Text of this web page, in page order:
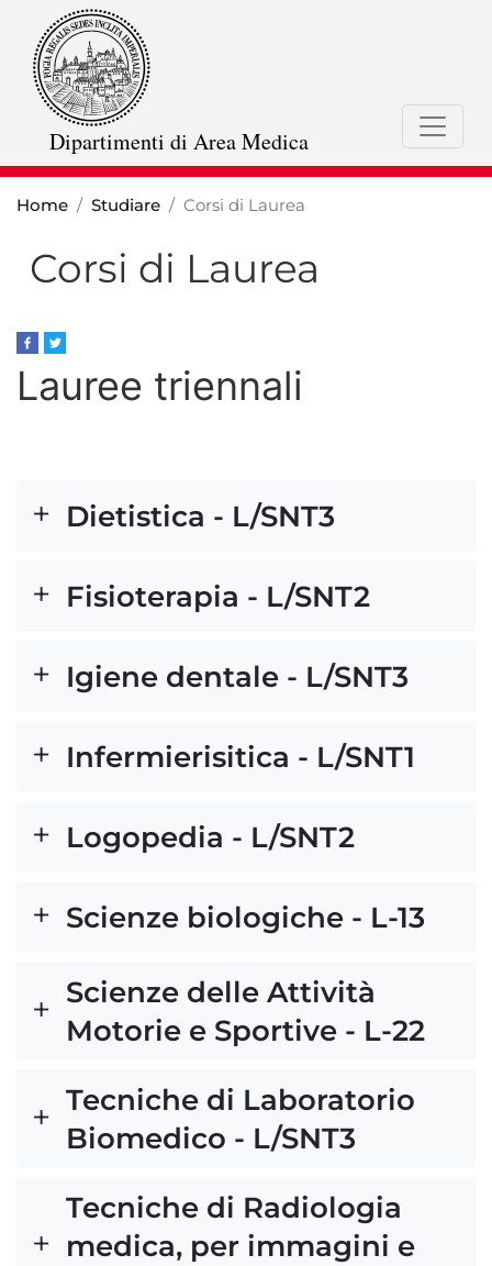
Dipartimenti di Area Medica
Home Studiare Corsi di Laurea
Corsi di Laurea
Lauree triennali
Dietistica - L/SNT3
Fisioterapia - L/SNT2
Igiene dentale - L/SNT3
Infermierisitica - L/SNT1
Logopedia - L/SNT2
Scienze biologiche - L-13
Scienze delle Attività
Motorie e Sportive - L-22
Tecniche di Laboratorio
Biomedico - L/SNT3
Tecniche di Radiologia
medica, per immagini e